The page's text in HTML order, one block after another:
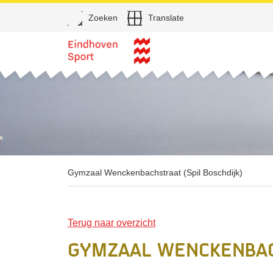
Direct naar de inhoud
Open
Zoeken Translate
Gymzaal Wenckenbachstraat (Spil Boschdijk)
Terug naar overzicht
Gymzaal